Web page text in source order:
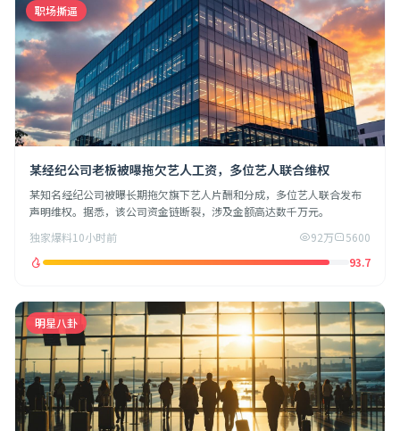
职场撕逼
某经纪公司老板被曝拖欠艺人工资，多位艺人联合维权
某知名经纪公司被曝长期拖欠旗下艺人片酬和分成，多位艺人联合发布
声明维权。据悉，该公司资金链断裂，涉及金额高达数千万元。
独家爆料10小时前 92万
5600
93.7
明星八卦